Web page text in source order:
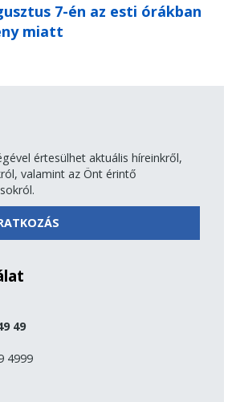
7-én az esti órákban
miatt
értesülhet aktuális híreinkről,
valamint az Önt érintő
49
4999